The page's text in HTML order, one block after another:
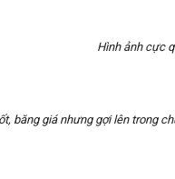
Hình ảnh cực
băng giá nhưng gợi lên trong